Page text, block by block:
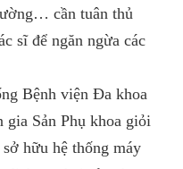
cần tuân thủ
sĩ để ngăn ngừa các
Bệnh viện Đa khoa
gia Sản Phụ khoa giỏi
hữu hệ thống máy